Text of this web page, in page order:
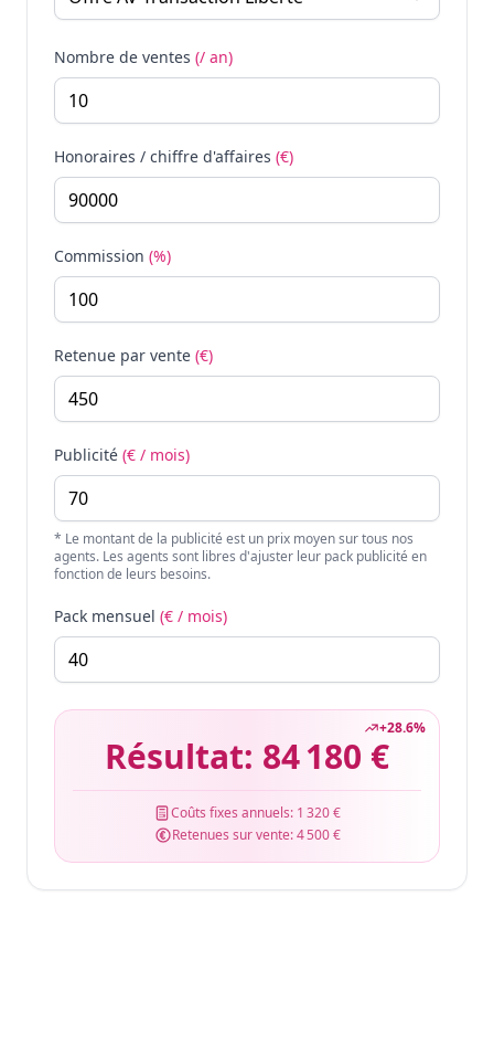
Nombre de ventes (/ an)
Honoraires / chiffre d'affaires (€)
Commission (%)
Retenue par vente (€)
Publicité (€ / mois)
* Le montant de la publicité est un prix moyen sur tous nos
agents. Les agents sont libres d'ajuster leur pack publicité en
fonction de leurs besoins.
Pack mensuel (€ / mois)
+28.6%
Résultat: 84 180 €
Coûts fixes annuels: 1 320 €
Retenues sur vente:4 500 €